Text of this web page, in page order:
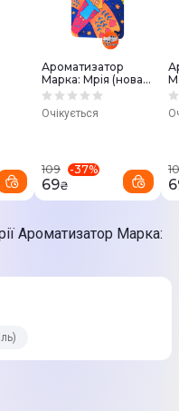
Ароматизатор
Марка: Мрія (нова
машина)
Очікується
109 -37%
69₴
Ароматизатор Марка: